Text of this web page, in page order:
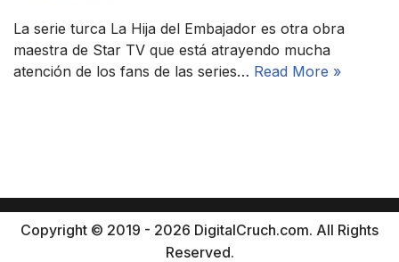
La serie turca La Hija del Embajador es otra obra
maestra de Star TV que está atrayendo mucha
atención de los fans de las series… Read More »
Copyright © 2019 - 2026 DigitalCruch.com. All Rights
Reserved.